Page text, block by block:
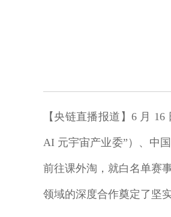
【央链直播报道】6 月
AI 元宇宙产业委”）、中
前往课外淘，就白名单赛
领域的深度合作奠定了坚